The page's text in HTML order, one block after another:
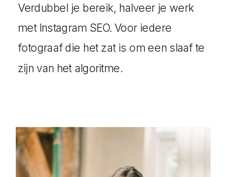
Verdubbel je bereik, halveer je werk
met Instagram SEO. Voor iedere
fotograaf die het zat is om een slaaf te
zijn van het algoritme.